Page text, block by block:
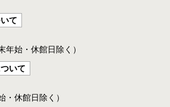
て
始・休館日除く）
いて
休館日除く）